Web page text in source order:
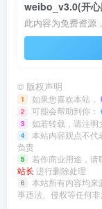
weibo_v3.0(开心
此内容为免费资源
© 版权声明
1 如果您喜欢本站，
2 可能会帮助到你：
3 如若转载，请注明
4
本站内容观点不代
负责
5 若作商业用途，
站长 进行删除处理
6
本站所有内容均来
事违法、侵权等任何